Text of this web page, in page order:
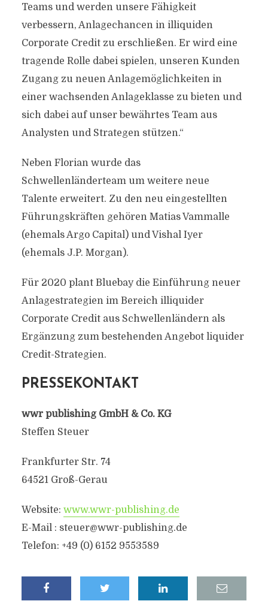
Teams und werden unsere Fähigkeit
verbessern, Anlagechancen in illiquiden
Corporate Credit zu erschließen. Er wird eine
tragende Rolle dabei spielen, unseren Kunden
Zugang zu neuen Anlagemöglichkeiten in
einer wachsenden Anlageklasse zu bieten und
sich dabei auf unser bewährtes Team aus
Analysten und Strategen stützen.“
Neben Florian wurde das
Schwellenländerteam um weitere neue
Talente erweitert. Zu den neu eingestellten
Führungskräften gehören Matias Vammalle
(ehemals Argo Capital) und Vishal Iyer
(ehemals J.P. Morgan).
Für 2020 plant Bluebay die Einführung neuer
Anlagestrategien im Bereich illiquider
Corporate Credit aus Schwellenländern als
Ergänzung zum bestehenden Angebot liquider
Credit-Strategien.
PRESSEKONTAKT
wwr publishing GmbH & Co. KG
Steffen Steuer
Frankfurter Str. 74
64521 Groß-Gerau
Website: www.wwr-publishing.de
E-Mail : steuer@wwr-publishing.de
Telefon: +49 (0) 6152 9553589